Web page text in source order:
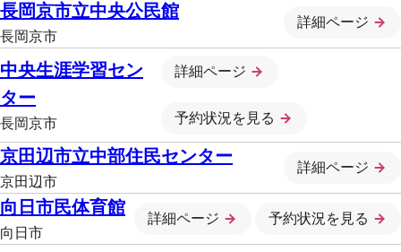
長岡京市立中央公民館
長岡京市
詳細ページ
中央生涯学習セン
ター
長岡京市
詳細ページ
予約状況を見る
京田辺市立中部住民センター
京田辺市
詳細ページ
向日市民体育館
向日市
詳細ページ 予約状況を見る